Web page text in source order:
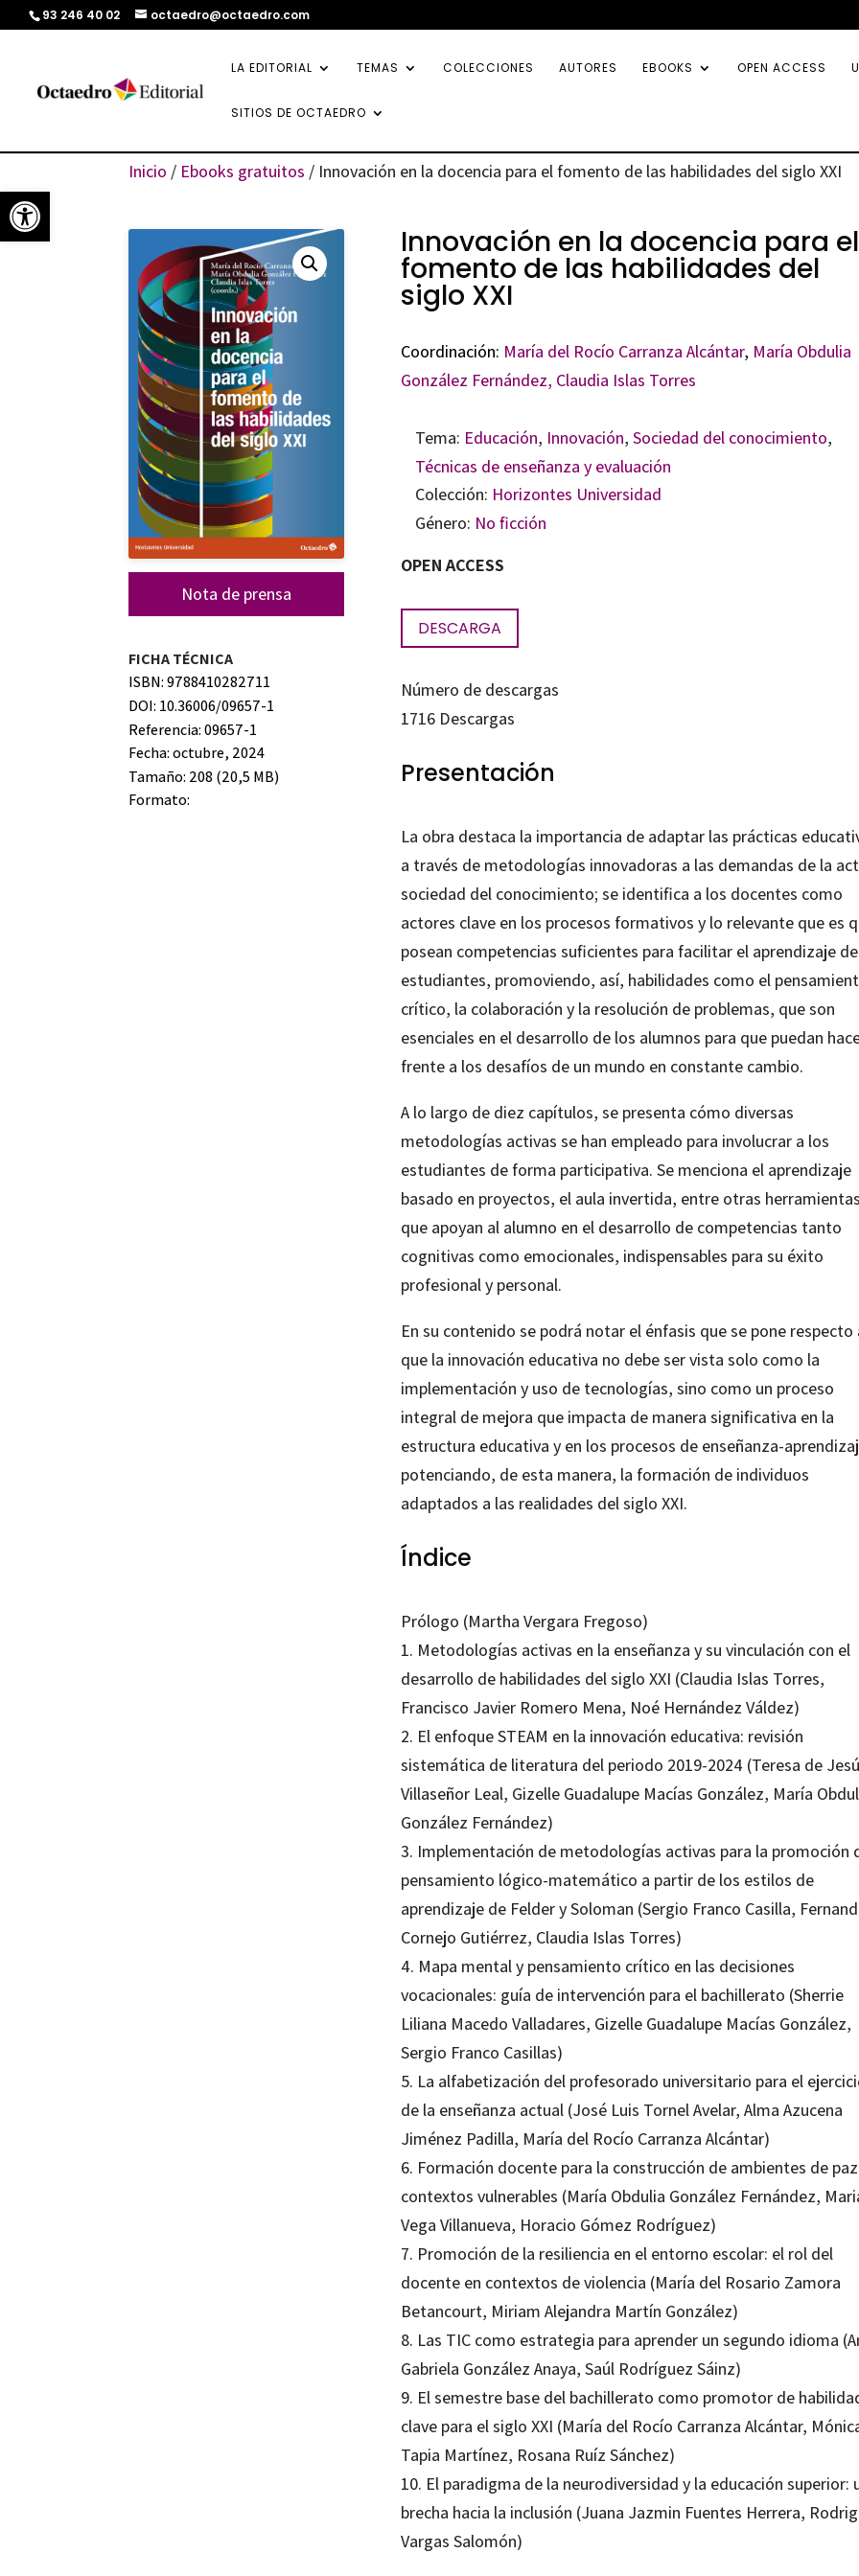
Abrir barra de herramientas
93 246 40 02 octaedro@octaedro.com
LA EDITORIAL TEMAS COLECCIONES AUTORES EBOOKS OPEN ACCESS
SITIOS DE OCTAEDRO
Inicio / Ebooks gratuitos / Innovación en la docencia para el fomento de las habilidades del siglo XXI
Nota de prensa
FICHA TÉCNICA
ISBN: 9788410282711
DOI: 10.36006/09657-1
Referencia: 09657-1
Fecha: octubre, 2024
Tamaño: 208 (20,5 MB)
Formato:
Innovación en la docencia para el
fomento de las habilidades del
siglo XXI
Coordinación: María del Rocío Carranza Alcántar, María Obdulia
González Fernández, Claudia Islas Torres
Tema: Educación, Innovación, Sociedad del conocimiento,
Técnicas de enseñanza y evaluación
Colección: Horizontes Universidad
Género: No ficción
OPEN ACCESS
DESCARGA
Número de descargas
1716Descargas
Presentación
La obra destaca la importancia de adaptar las prácticas
a través de metodologías innovadoras a las demandas de la
sociedad del conocimiento; se identifica a los docentes como
actores clave en los procesos formativos y lo relevante que es
posean competencias suficientes para facilitar el aprendizaje
estudiantes, promoviendo, así, habilidades como el
crítico, la colaboración y la resolución de problemas, que son
esenciales en el desarrollo de los alumnos para que puedan
frente a los desafíos de un mundo en constante cambio.
A lo largo de diez capítulos, se presenta cómo diversas
metodologías activas se han empleado para involucrar a los
estudiantes de forma participativa. Se menciona el aprendizaje
basado en proyectos, el aula invertida, entre otras
que apoyan al alumno en el desarrollo de competencias tanto
cognitivas como emocionales, indispensables para su éxito
profesional y personal.
En su contenido se podrá notar el énfasis que se pone respecto
que la innovación educativa no debe ser vista solo como la
implementación y uso de tecnologías, sino como un proceso
integral de mejora que impacta de manera significativa en la
estructura educativa y en los procesos de enseñanza-
potenciando, de esta manera, la formación de individuos
adaptados a las realidades del siglo XXI.
Índice
Prólogo (Martha Vergara Fregoso)
1. Metodologías activas en la enseñanza y su vinculación con el
desarrollo de habilidades del siglo XXI (Claudia Islas Torres,
Francisco Javier Romero Mena, Noé Hernández Váldez)
2. El enfoque STEAM en la innovación educativa: revisión
sistemática de literatura del periodo 2019-2024 (Teresa de
Villaseñor Leal, Gizelle Guadalupe Macías González, María
González Fernández)
3. Implementación de metodologías activas para la promoción
pensamiento lógico-matemático a partir de los estilos de
aprendizaje de Felder y Soloman (Sergio Franco Casilla,
Cornejo Gutiérrez, Claudia Islas Torres)
4. Mapa mental y pensamiento crítico en las decisiones
vocacionales: guía de intervención para el bachillerato (Sherrie
Liliana Macedo Valladares, Gizelle Guadalupe Macías González,
Sergio Franco Casillas)
5. La alfabetización del profesorado universitario para el
de la enseñanza actual (José Luis Tornel Avelar, Alma Azucena
Jiménez Padilla, María del Rocío Carranza Alcántar)
6. Formación docente para la construcción de ambientes de
contextos vulnerables (María Obdulia González Fernández,
Vega Villanueva, Horacio Gómez Rodríguez)
7. Promoción de la resiliencia en el entorno escolar: el rol del
docente en contextos de violencia (María del Rosario Zamora
Betancourt, Miriam Alejandra Martín González)
8. Las TIC como estrategia para aprender un segundo idioma
Gabriela González Anaya, Saúl Rodríguez Sáinz)
9. El semestre base del bachillerato como promotor de
clave para el siglo XXI (María del Rocío Carranza Alcántar,
Tapia Martínez, Rosana Ruíz Sánchez)
10. El paradigma de la neurodiversidad y la educación superior:
brecha hacia la inclusión (Juana Jazmin Fuentes Herrera,
Vargas Salomón)